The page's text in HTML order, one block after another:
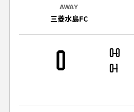
アカデミー
スタジアムアクセス
スタジアムマップ
シーズンシート
ＦＣ町田ゼルビアをサポート
トレーニングの見学・ファンサービス
オンラインストア
ホームタウントップ
パートナートップ
AWAY
三菱水島FC
0 00
01